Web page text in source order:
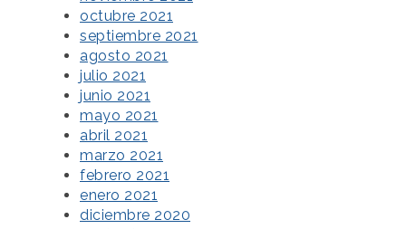
octubre 2021
septiembre 2021
agosto 2021
julio 2021
junio 2021
mayo 2021
abril 2021
marzo 2021
febrero 2021
enero 2021
diciembre 2020